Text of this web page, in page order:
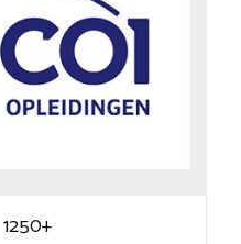
1250+